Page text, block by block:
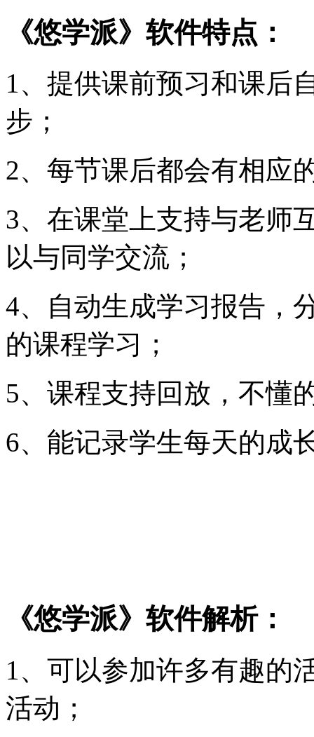
《悠学派》软件特点：
1、提供课前预习和课后
步；
2、每节课后都会有相应
3、在课堂上支持与老师
以与同学交流；
4、自动生成学习报告，
的课程学习；
5、课程支持回放，不懂
6、能记录学生每天的成
《悠学派》软件解析：
1、可以参加许多有趣的
活动；